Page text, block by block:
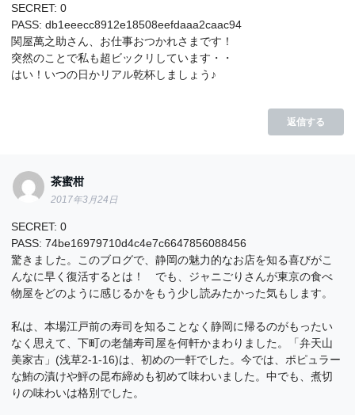
SECRET: 0
PASS: db1eeecc8912e18508eefdaaa2caac94
関屋萬之助さん、お仕事おつかれさまです！
突然のことで私も超ビックリしています・・
はい！いつの日かリアル乾杯しましょう♪
返信する
茶蜜柑
2017年3月24日
SECRET: 0
PASS: 74be16979710d4c4e7c6647856088456
驚きました。このブログで、静岡の魅力的なお店を知る喜びがこ
んなに早く復活するとは！ でも、ジャニごりさんが東京の食べ
物屋をどのように感じるかをもう少し読みたかった気もします。
私は、本場江戸前の寿司を知ることなく静岡に帰るのがもったい
なく思えて、下町の老舗寿司屋を何軒かまわりました。「弁天山
美家古」(浅草2-1-16)は、初めの一軒でした。今では、ポピュラー
な鮪の漬けや鮃の昆布締めも初めて味わいました。中でも、煮切
りの味わいは格別でした。